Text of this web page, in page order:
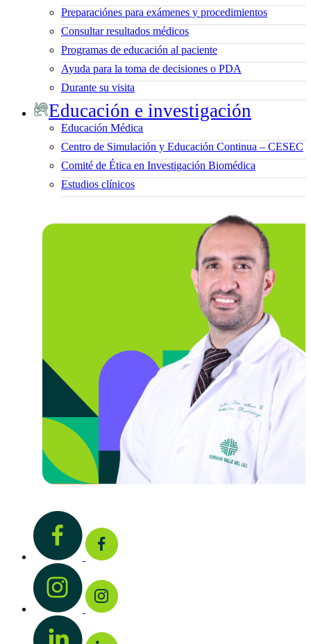
Preparaciónes para exámenes y procedimientos
Consultar resultados médicos
Programas de educación al paciente
Ayuda para la toma de decisiones o PDA
Durante su visita
Educación e investigación
Educación Médica
Centro de Simulación y Educación Continua – CESEC
Comité de Ética en Investigación Biomédica
Estudios clínicos